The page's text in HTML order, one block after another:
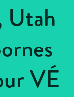
Utah
VÉ